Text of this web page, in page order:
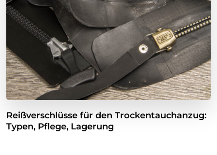
Reißverschlüsse für den Trockentauchanzug:
Typen, Pflege, Lagerung